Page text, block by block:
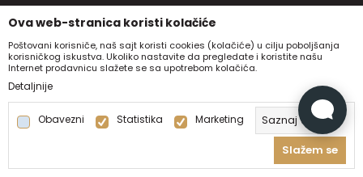
. Sva prava
zadržana.
Ova web-stranica koristi kolačiće
Poštovani korisniče, naš sajt koristi cookies (kolačiće) u cilju poboljšanja
korisničkog iskustva. Ukoliko nastavite da pregledate i koristite našu
Internet prodavnicu slažete se sa upotrebom kolačića.
Detaljnije
Obavezni Statistika Marketing
Saznaj više
Slažem se